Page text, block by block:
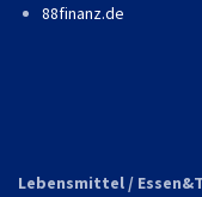
88finanz.de
Lebensmittel /